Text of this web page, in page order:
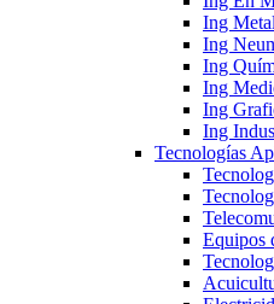
Ing
Ing
Ing
Ing
Ing
Ing
Tecnologías
Equipos